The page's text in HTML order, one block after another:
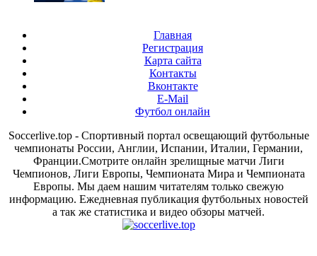
Главная
Регистрация
Карта сайта
Контакты
Вконтакте
E-Mail
Футбол онлайн
Soccerlive.top - Спортивный портал освещающий футбольные
чемпионаты России, Англии, Испании, Италии, Германии,
Франции.Смотрите онлайн зрелищные матчи Лиги
Чемпионов, Лиги Европы, Чемпионата Мира и Чемпионата
Европы. Мы даем нашим читателям только свежую
информацию. Ежедневная публикация футбольных новостей
а так же статистика и видео обзоры матчей.